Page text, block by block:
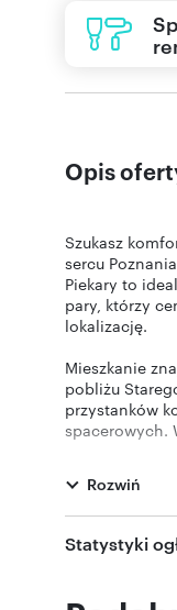
Opis
Szukasz
sercu
Piekary to
pary, którzy
lokalizację.
Mieszkanie
pobliżu
przystanków
spacerowych.
Opis
w pełni
wyposażony w
kanapa duża,
Rozwiń
Statystyki